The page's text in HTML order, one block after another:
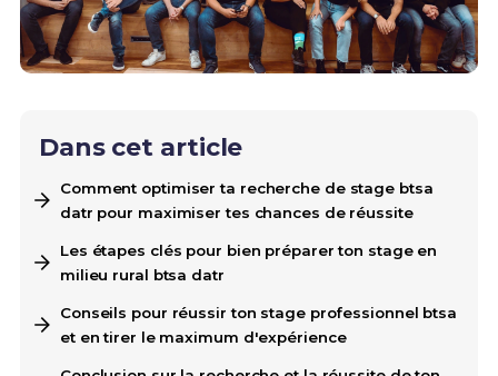
Dans cet article
Comment optimiser ta recherche de stage btsa
datr pour maximiser tes chances de réussite
Les étapes clés pour bien préparer ton stage en
milieu rural btsa datr
Conseils pour réussir ton stage professionnel btsa
et en tirer le maximum d'expérience